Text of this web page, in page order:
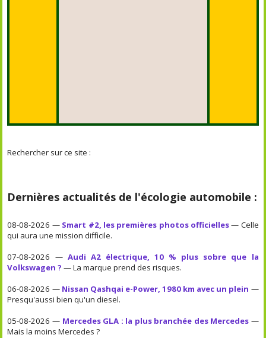
Rechercher sur ce site :
Dernières actualités de l'écologie automobile :
08-08-2026 — Smart #2, les premières photos officielles— Celle
qui aura une mission difficile.
07-08-2026 — Audi A2 électrique, 10 % plus sobre que la
Volkswagen ? — La marque prend des risques.
06-08-2026 — Nissan Qashqai e-Power, 1980 km avec un plein —
Presqu'aussi bien qu'un diesel.
05-08-2026 — Mercedes GLA : la plus branchée des Mercedes —
Mais la moins Mercedes ?